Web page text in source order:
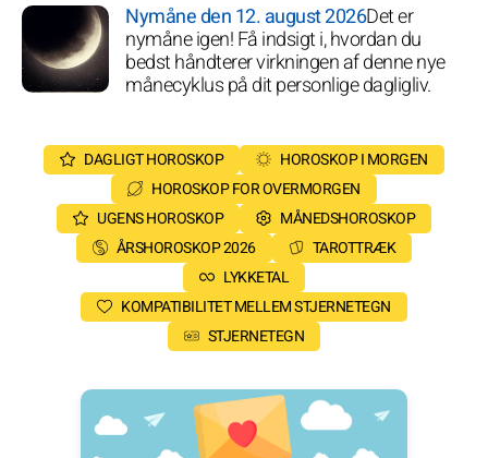
Nymåne den 12. august 2026Det er
nymåne igen! Få indsigt i, hvordan du
bedst håndterer virkningen af denne nye
månecyklus på dit personlige dagligliv.
DAGLIGT HOROSKOP
HOROSKOP I MORGEN
HOROSKOP FOR OVERMORGEN
UGENS HOROSKOP
MÅNEDSHOROSKOP
ÅRSHOROSKOP 2026
TAROTTRÆK
LYKKETAL
KOMPATIBILITET MELLEM STJERNETEGN
STJERNETEGN